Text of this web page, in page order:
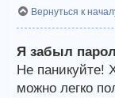
Вернуться к
Я забыл
Не паникуйте!
можно легко